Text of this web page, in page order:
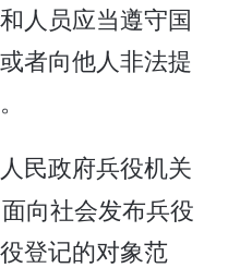
人员应当遵守国
者向他人非法提
民政府兵役机关
向社会发布兵役
登记的对象范